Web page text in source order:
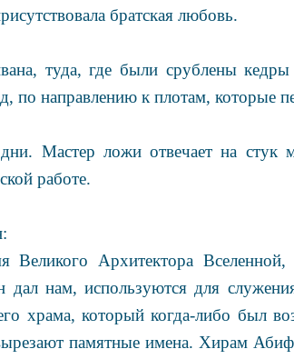
братская любовь.
туда, где были срублены
по направлению к плотам, которые
Мастер ложи отвечает на стук
работе.
Архитектора Вселенной,
дал нам, используются для
храма, который когда-либо был
памятные имена. Хирам